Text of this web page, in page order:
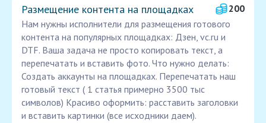
Размещение контента на площадках
200
Нам нужны исполнители для размещения готового
контента на популярных площадках: Дзен, vc.ru и
DTF. Ваша задача не просто копировать текст, а
перепечатать и вставить фото. Что нужно делать:
Создать аккаунты на площадках. Перепечатать наш
готовый текст ( 1 статья примерно 3500 тыс
символов) Красиво оформить: расставить заголовки
и вставить картинки (все исходники даем).